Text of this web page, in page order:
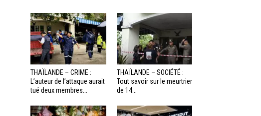
THAÏLANDE – CRIME :
L’auteur de l’attaque aurait
tué deux membres...
THAÏLANDE – SOCIÉTÉ :
Tout savoir sur le meurtrier
de 14...